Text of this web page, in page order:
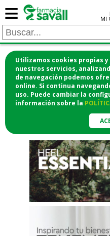
Utilizamos cookies propias
nuestros servicios,
de navegación podemos
online. Si continua
uso. Puede cambiar la
información sobre la
≡ MI
¡COMPRA
DESDE CASA
FARMACIA!o si lo
a